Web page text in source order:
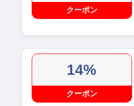
クーポン
14%
クーポン